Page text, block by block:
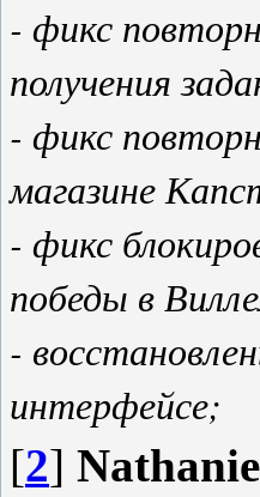
- фикс
получения
- фикс
магазине
- фикс
победы в
-
интерфейсе;
[2]